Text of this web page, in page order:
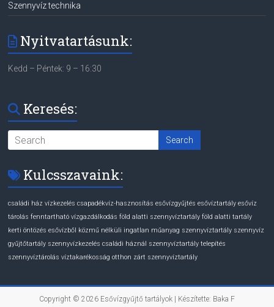
Szennyvíz technika
Nyitvatartásunk:
Kedd – Péntek: 9 – 16:30
Keresés:
Kulcsszavaink:
családi ház vízkezelés csapadékvíz-hasznosítás esővízgyűjtés esővíztartály esővíz
tárolás fenntartható vízgazdálkodás föld alatti szennyvíztartály föld alatti tartály
kerti öntözés esővízből közmű nélküli ingatlan műanyag szennyvíztartály szennyvíz
gyűjtőtartály szennyvízkezelés családi háznál szennyvíztartály telepítés
szennyvíztárolás víztakarékosság otthon zárt szennyvíztartály
Copyright © 2026 Esővízgyűjtő tartályok| Készítette: Baka F